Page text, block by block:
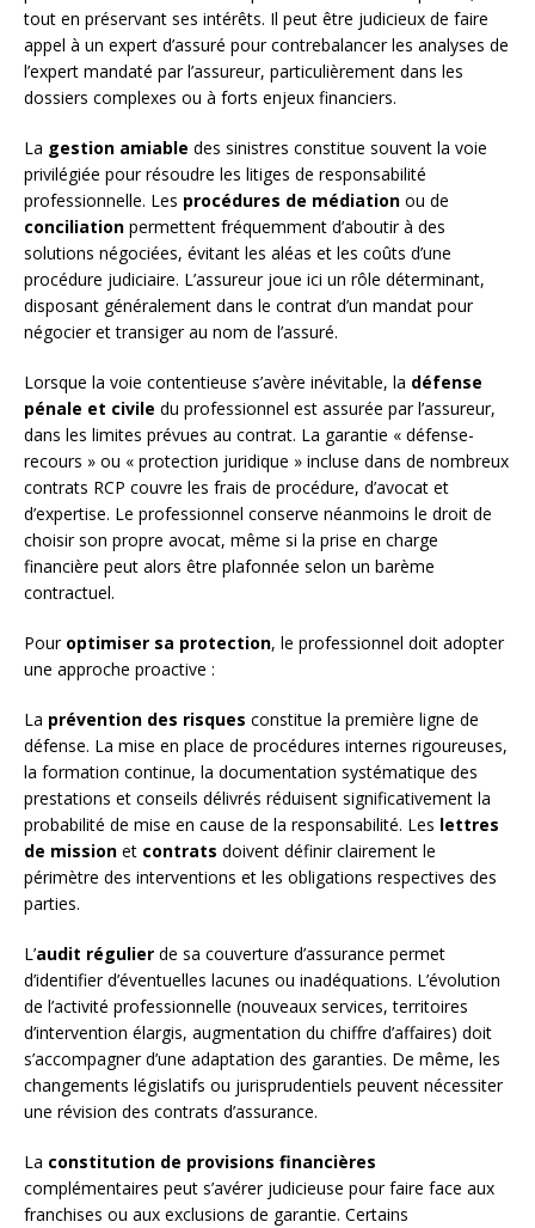
tout en préservant ses intérêts. Il peut être judicieux de faire
appel à un expert d’assuré pour contrebalancer les analyses de
l’expert mandaté par l’assureur, particulièrement dans les
dossiers complexes ou à forts enjeux financiers.
La gestion amiable des sinistres constitue souvent la voie
privilégiée pour résoudre les litiges de responsabilité
professionnelle. Les procédures de médiation ou de
conciliation permettent fréquemment d’aboutir à des
solutions négociées, évitant les aléas et les coûts d’une
procédure judiciaire. L’assureur joue ici un rôle déterminant,
disposant généralement dans le contrat d’un mandat pour
négocier et transiger au nom de l’assuré.
Lorsque la voie contentieuse s’avère inévitable, la défense
pénale et civile du professionnel est assurée par l’assureur,
dans les limites prévues au contrat. La garantie « défense-
recours » ou « protection juridique » incluse dans de nombreux
contrats RCP couvre les frais de procédure, d’avocat et
d’expertise. Le professionnel conserve néanmoins le droit de
choisir son propre avocat, même si la prise en charge
financière peut alors être plafonnée selon un barème
contractuel.
Pour optimiser sa protection, le professionnel doit adopter
une approche proactive :
La prévention des risques constitue la première ligne de
défense. La mise en place de procédures internes rigoureuses,
la formation continue, la documentation systématique des
prestations et conseils délivrés réduisent significativement la
probabilité de mise en cause de la responsabilité. Les lettres
de mission et contrats doivent définir clairement le
périmètre des interventions et les obligations respectives des
parties.
L’audit régulier de sa couverture d’assurance permet
d’identifier d’éventuelles lacunes ou inadéquations. L’évolution
de l’activité professionnelle (nouveaux services, territoires
d’intervention élargis, augmentation du chiffre d’affaires) doit
s’accompagner d’une adaptation des garanties. De même, les
changements législatifs ou jurisprudentiels peuvent nécessiter
une révision des contrats d’assurance.
La constitution de provisions financières
complémentaires peut s’avérer judicieuse pour faire face aux
franchises ou aux exclusions de garantie. Certains